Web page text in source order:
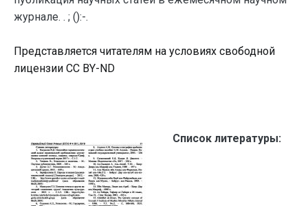
журнале. . ; ():-.
Представляется читателям на условиях свободной
лицензии CC BY-ND
Список литературы: